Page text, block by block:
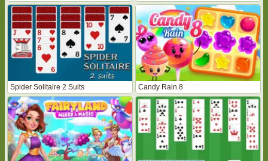
Spider Solitaire 2 Suits Candy Rain 8